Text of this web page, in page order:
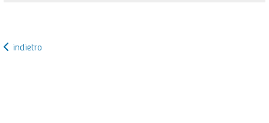
indietro